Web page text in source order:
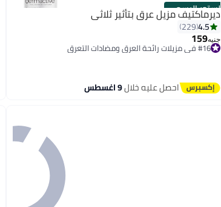
الستور الرسمي
ديرماكتيف مزيل عرق بتأثير ثلاثي
4.5
229
جنيه159
#16 في مزيلات رائحة العرق ومضادات التعرق
توصيل مجاني
احصل عليه خلال9 اغسطس